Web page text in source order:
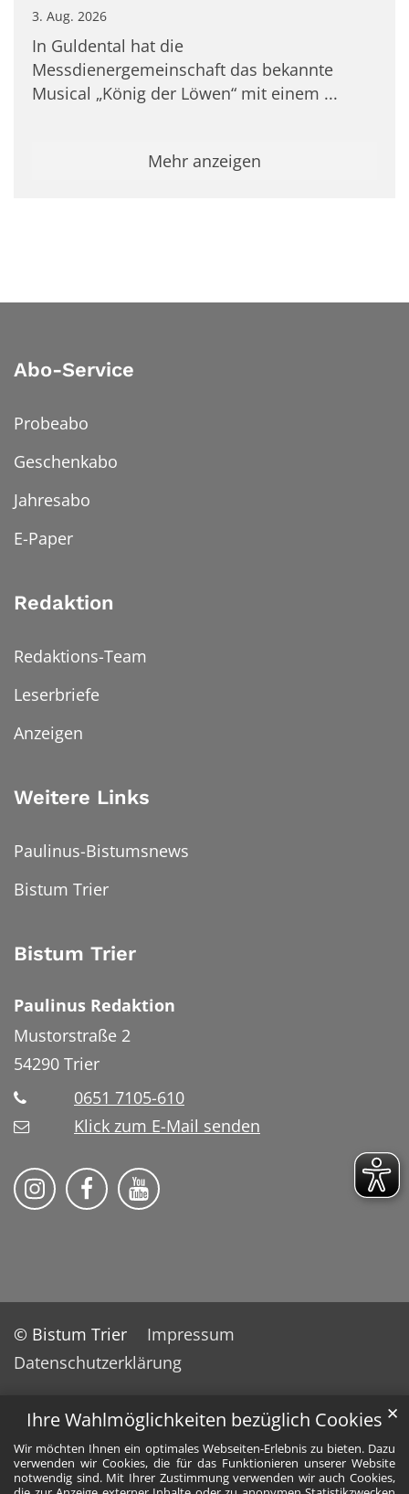
Ihre Wahlmöglichkeiten bezüglich Cookies
Wir möchten Ihnen ein optimales Webseiten-Erlebnis zu bieten. Dazu
verwenden wir Cookies, die für das Funktionieren unserer Website
notwendig sind. Mit Ihrer Zustimmung verwenden wir auch Cookies,
✕
3. Aug. 2026
In Guldental hat die
Messdienergemeinschaft das bekannte
Musical „König der Löwen“ mit einem ...
Mehr anzeigen
Abo-Service
Probeabo
Geschenkabo
Jahresabo
E-Paper
Redaktion
Redaktions-Team
Leserbriefe
Anzeigen
Weitere Links
Paulinus-Bistumsnews
Bistum Trier
Bistum Trier
Paulinus Redaktion
Mustorstraße 2
54290 Trier
0651 7105-610
Klick zum E-Mail senden
Bistum Trier auf Instragram
Bistum Trier auf Facebook
Bistum Trier auf YouTube
© Bistum Trier
Impressum
Datenschutzerklärung